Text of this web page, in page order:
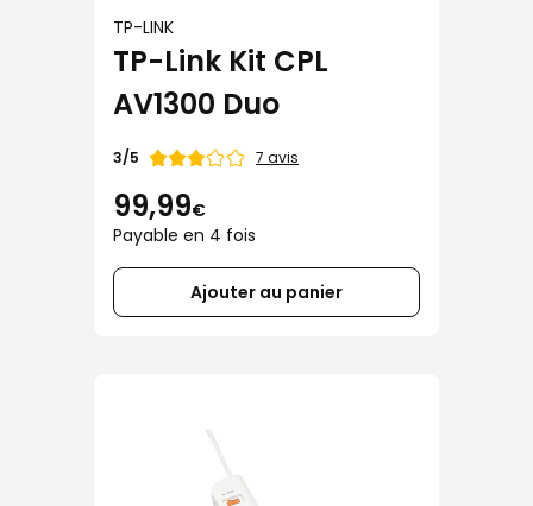
TP-LINK
TP-Link Kit CPL
AV1300 Duo
Note
3/5 7 avis
99,99€
Payable en 4 fois
Ajouter au panier